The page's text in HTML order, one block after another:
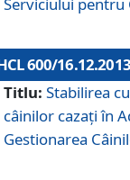
Serviciului pentru
600/16.12.2013
Titlu: Stabilirea
câinilor cazaţi în
Gestionarea